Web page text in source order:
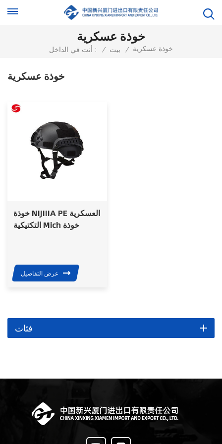
خوذة عسكرية
أنت في الداخل : / بيت / خوذة عسكرية
خوذة عسكرية
خوذة NIJIIIA PE العسكرية
التكتيكية Mich خوذة
عرض التفاصيل
فئات